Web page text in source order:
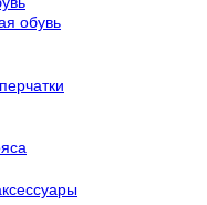
обувь